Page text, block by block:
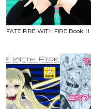
FATE FIRE WITH FIRE Book. II